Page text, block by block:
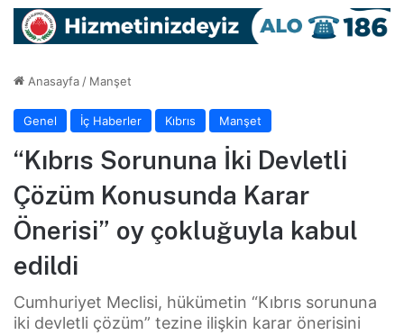
Anasayfa / Manşet
Genel İç Haberler Kıbrıs Manşet
“Kıbrıs Sorununa İki Devletli
Çözüm Konusunda Karar
Önerisi” oy çokluğuyla kabul
edildi
Cumhuriyet Meclisi, hükümetin “Kıbrıs sorununa
iki devletli çözüm” tezine ilişkin karar önerisini